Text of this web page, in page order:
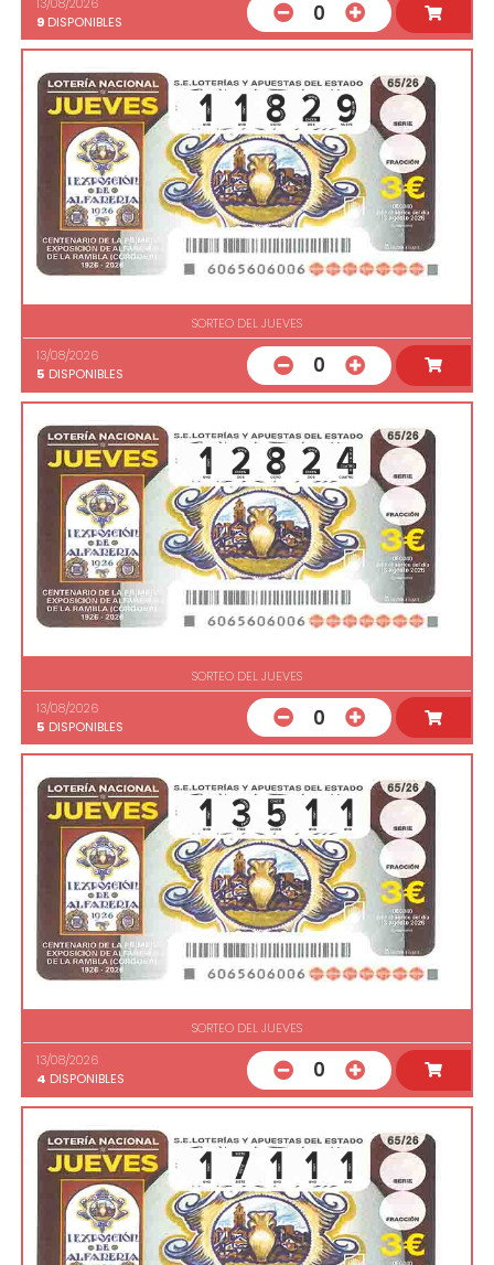
9 DISPONIBLES 0
SORTEO DEL JUEVES
13/08/2026
5 DISPONIBLES 0
SORTEO DEL JUEVES
13/08/2026
5 DISPONIBLES 0
SORTEO DEL JUEVES
13/08/2026
4 DISPONIBLES 0